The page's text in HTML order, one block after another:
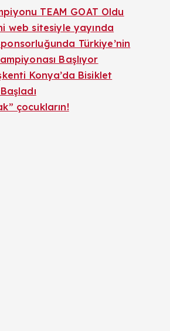
TEAM GOAT Oldu
web sitesiyle yayında
Türkiye’nin
Başlıyor
Konya’da Bisiklet
çocukların!